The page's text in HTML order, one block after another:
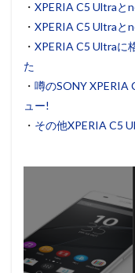
・ XPERIA C5 Ultraと
・ XPERIA C5 Ultraと
・ XPERIA C5 Ultraに
た
・ 噂のSONY XPERIA
ュー!
・ その他XPERIA C5